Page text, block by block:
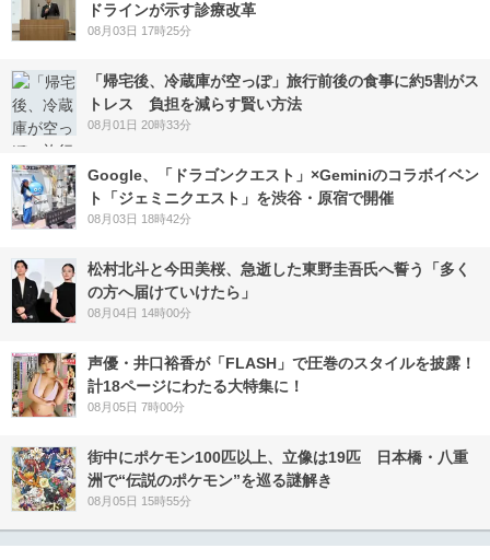
ドラインが示す診療改革
08月03日 17時25分
「帰宅後、冷蔵庫が空っぽ」旅行前後の食事に約5割がス
トレス 負担を減らす賢い方法
08月01日 20時33分
Google、「ドラゴンクエスト」×Geminiのコラボイベン
ト「ジェミニクエスト」を渋谷・原宿で開催
08月03日 18時42分
松村北斗と今田美桜、急逝した東野圭吾氏へ誓う「多く
の方へ届けていけたら」
08月04日 14時00分
声優・井口裕香が「FLASH」で圧巻のスタイルを披露！
計18ページにわたる大特集に！
08月05日 7時00分
街中にポケモン100匹以上、立像は19匹 日本橋・八重
洲で“伝説のポケモン”を巡る謎解き
08月05日 15時55分